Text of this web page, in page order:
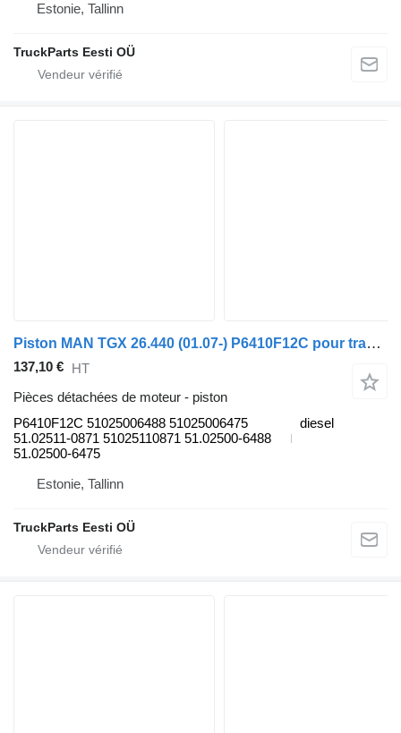
Estonie, Tallinn
TruckParts Eesti OÜ
Piston MAN TGX 26.440 (01.07-) P6410F12C pour tracteur routier MAN TGL, TGM, TGS, TGX (2005-2021)
137,10 € HT
Pièces détachées de moteur - piston
P6410F12C 51025006488 51025006475
51.02511-0871 51025110871 51.02500-6488
51.02500-6475
diesel
Estonie, Tallinn
TruckParts Eesti OÜ